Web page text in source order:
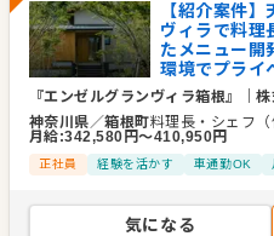
美しいリゾート地という環境で
イフスタイルを実現すること
客様を笑顔にさせるプロを目
やりがいを感じながら、共に
企業情報
業種／業態
ホテル・旅館
事業内容 リゾートホテル・貸別
New
【紹介案件
ヴィラで料理
たメニュー開
環境でプライ
『エンゼルグランヴィラ箱根』 ｜株
神奈川県／箱根町料理長・シェフ（
月給:342,580 円〜410,950円
正社員 経験を活かす 車通勤OK
気になる